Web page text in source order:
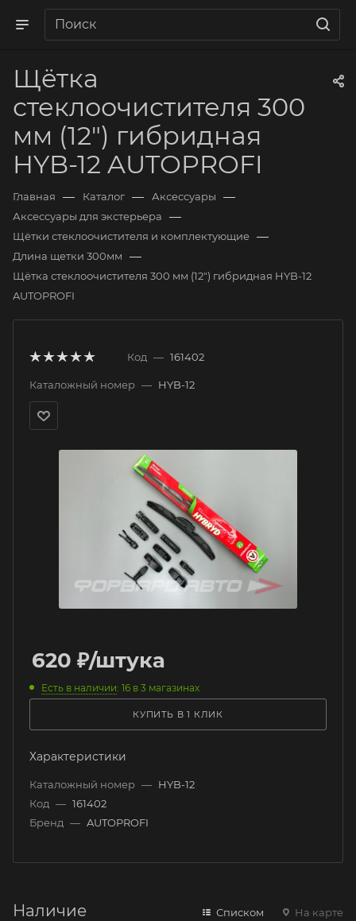
Щётка
стеклоочистителя 300
мм (12") гибридная
HYB-12 AUTOPROFI
Главная — Каталог — Аксессуары —
Аксессуары для экстерьера —
Щётки стеклоочистителя и комплектующие —
Длина щетки 300мм —
Щётка стеклоочистителя 300 мм (12") гибридная HYB-12
AUTOPROFI
Код — 161402
Каталожный номер — HYB-12
620 ₽/штука
Есть в наличии: 16 в 3 магазинах
КУПИТЬ В 1 КЛИК
Характеристики
Каталожный номер — HYB-12
Код — 161402
Бренд — AUTOPROFI
Наличие Списком На карте